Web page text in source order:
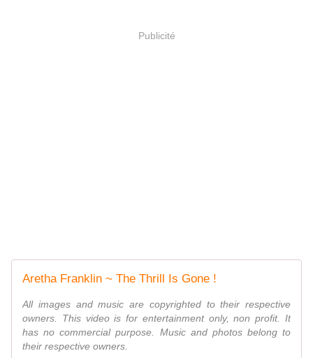
Publicité
Aretha Franklin ~ The Thrill Is Gone !
All images and music are copyrighted to their respective
owners. This video is for entertainment only, non profit. It
has no commercial purpose. Music and photos belong to
their respective owners.